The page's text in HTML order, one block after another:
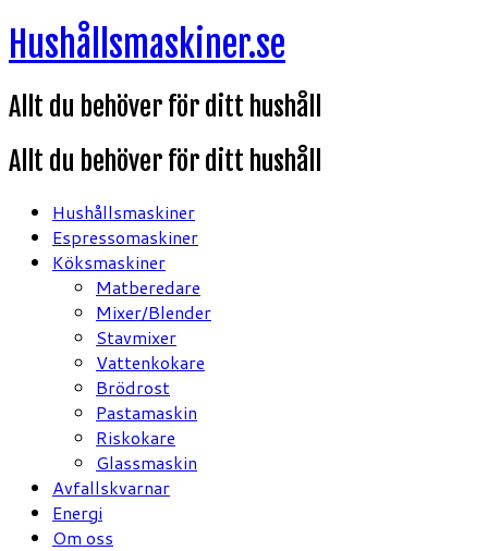
Hoppa
till
Hushållsmaskiner.se
Allt du behöver för ditt hushåll
Allt du behöver för ditt hushåll
Hushållsmaskiner
Espressomaskiner
Köksmaskiner
Matberedare
Mixer/Blender
Stavmixer
Vattenkokare
Brödrost
Pastamaskin
Riskokare
Glassmaskin
Avfallskvarnar
Energi
Om oss